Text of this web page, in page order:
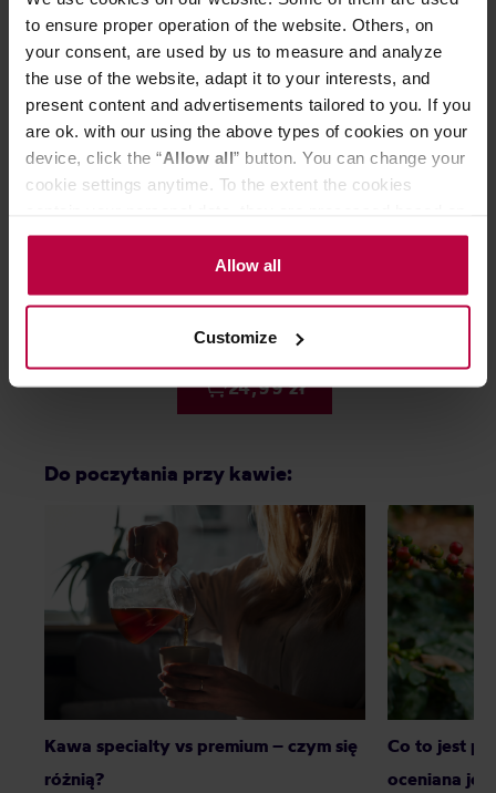
to ensure proper operation of the website. Others, on
your consent, are used by us to measure and analyze
the use of the website, adapt it to your interests, and
present content and advertisements tailored to you. If you
are ok. with our using the above types of cookies on your
device, click the “Allow all” button. You can change your
cookie settings anytime. To the extent the cookies
the controller’s (namely, ALL GOOD S.A., ul.
Mazowiecka 24I/U9, 78-100 Kołobrzeg) or third parties’
legitimate interests which are to ensure a high quality of
activities of the controller and authorized entities. More
information about cookies and the personal data
processing, including your rights, can be found in the
Allow all
Customize
Moka Nocciola 250 g
42,99 zł
24,99 zł
Moka Classico
Do poczytania przy kawie:
Kawa specialty vs premium – czym się
różnią?
Co to jest
oceniana